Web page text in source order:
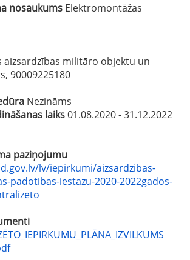
nosaukums Elektromontāžas
aizsardzības militāro objektu un
90009225180
Nezināms
laiks01.08.2020 - 31.12.2022
paziņojumu
lv/iepirkumi/aizsardzibas-
padotibas-iestazu-2020-2022gados-